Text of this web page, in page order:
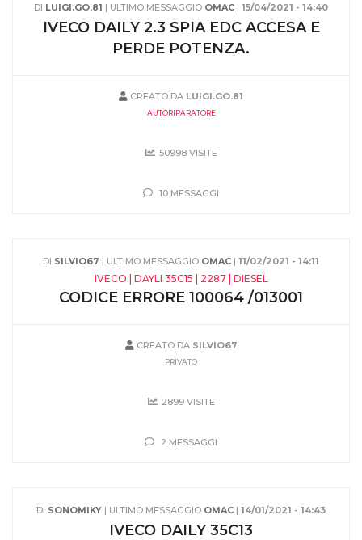
DI LUIGI.GO.81 | ULTIMO MESSAGGIO OMAC | 15/04/2021 - 14:40
IVECO DAILY 2.3 SPIA EDC ACCESA E
PERDE POTENZA.
CREATO DA LUIGI.GO.81
AUTORIPARATORE
50998 VISITE
10 MESSAGGI
DI SILVIO67 | ULTIMO MESSAGGIO OMAC | 11/02/2021 - 14:11
IVECO | DAYLI 35C15 | 2287 | DIESEL
CODICE ERRORE 100064 /013001
CREATO DA SILVIO67
PRIVATO
2899 VISITE
2 MESSAGGI
DI SONOMIKY | ULTIMO MESSAGGIO OMAC | 14/01/2021 - 14:43
IVECO DAILY 35C13